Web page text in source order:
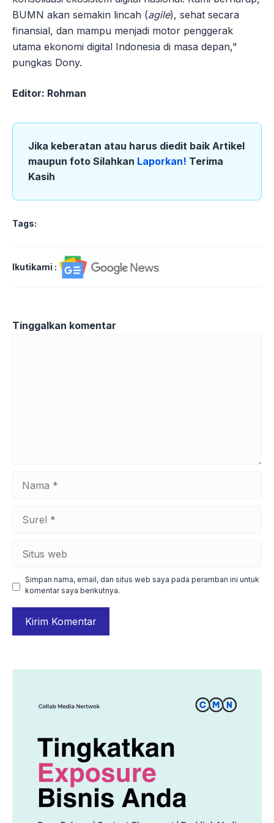
BUMN akan semakin lincah (agile), sehat secara
finansial, dan mampu menjadi motor penggerak
utama ekonomi digital Indonesia di masa depan,"
pungkas Dony.
Editor: Rohman
Jika keberatan atau harus diedit baik Artikel
maupun foto Silahkan Laporkan! Terima
Kasih
Tags:
Ikutikami :
Tinggalkan komentar
web
Simpan nama, email, dan situs web saya pada peramban ini untuk
komentar saya berikutnya.